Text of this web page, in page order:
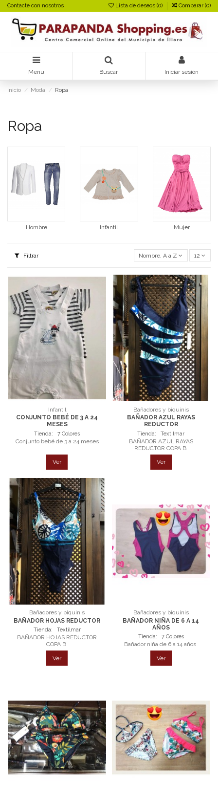
Contacte con nosotros Lista de deseos (0) Comparar (0)
Menu Buscar Iniciar sesión
Inicio Moda Ropa
Ropa
Hombre Infantil Mujer
Filtrar Nombre, A a Z 12
Infantil
CONJUNTO BEBÉ DE 3 A 24
MESES
Tienda: 7 Colores
Conjunto bebé de 3 a 24 meses
Ver
Bañadores y biquinis
BAÑADOR AZUL RAYAS
REDUCTOR
Tienda: Textilmar
BAÑADOR AZUL RAYAS
REDUCTOR COPA B
Ver
Bañadores y biquinis
BAÑADOR HOJAS REDUCTOR
Tienda: Textilmar
BAÑADOR HOJAS REDUCTOR
COPA B
Ver
Bañadores y biquinis
BAÑADOR NIÑA DE 6 A 14
AÑOS
Tienda: 7 Colores
Bañador niña de 6 a 14 años
Ver